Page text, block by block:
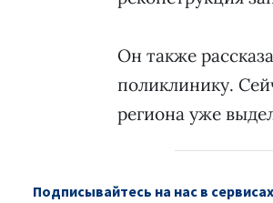
Он также
поликлинику.
региона уже
Подписывайтесь на нас в сервисах